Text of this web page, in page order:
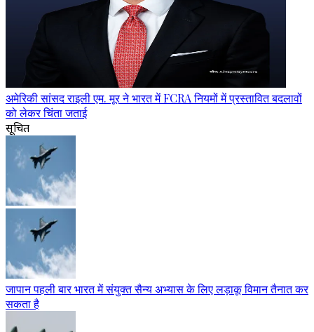
अमेरिकी सांसद राइली एम. मूर ने भारत में FCRA नियमों में प्रस्तावित बदलावों
को लेकर चिंता जताई
सूचित
जापान पहली बार भारत में संयुक्त सैन्य अभ्यास के लिए लड़ाकू विमान तैनात कर
सकता है